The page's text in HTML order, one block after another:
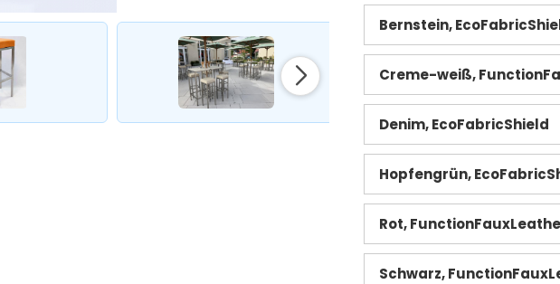
Bernstein,
Creme-weiß,
Denim, EcoFabricShield
Hopfengrün,
Rot,
Schwarz,